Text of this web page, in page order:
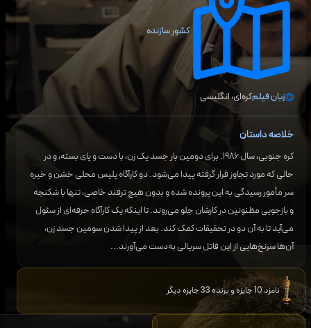
کشور سازنده
زبان فیلمکره‌ای، انگلیسی
خلاصه داستان
کره جنوبی، سال ۱۹۸۶. برای دومین بار جسد یک زن، با دست و پای بسته، و در
حالی که مورد تجاوز قرار گرفته پیدا می‌شود. دو کارآگاه پلیس محلی خشن و خیره
سر مأمور رسیدگی به این پرونده شده و بدون هیچ ترفند خاصی، تنها با شکنجه
و بازجویی مظنونین در کارشان جلو می‌روند. تا اینکه یک کارآگاه حرفه‌ای از سئول
می‌آید تا به آن دو در تحقیقات کمک کند. بعد از پیدا شدن سومین جسد زن،
آن‌ها سرنخ‌هایی از این قاتل سریالی به‌دست می‌آورند...
نامزد 10 جایزه و برنده 33 جایزه دیگر